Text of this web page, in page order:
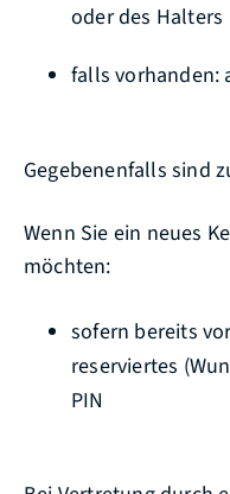
oder des Halters
falls vorhanden:
Gegebenenfalls sind
Wenn Sie ein neues
möchten:
sofern bereits
reserviertes
PIN